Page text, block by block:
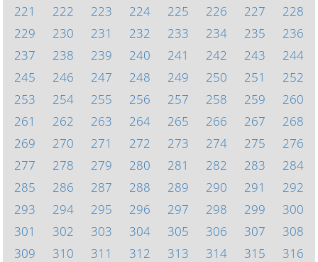
221
222 223 224 225 226 227
228
229
230 231 232 233 234 235
236
237
238 239 240 241 242 243
244
245
246 247 248 249 250 251
252
253
254 255 256 257 258 259
260
261
262 263 264 265 266 267
268
269
270 271 272 273 274 275
276
277
278 279 280 281 282 283
284
285
286 287 288 289 290 291
292
293
294 295 296 297 298 299
300
301
302 303 304 305 306 307
308
309
310 311 312 313 314 315
316